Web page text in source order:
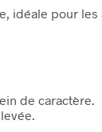
idéale pour les
de caractère.